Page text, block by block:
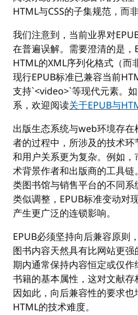
HTML与CSS的子集规范，而
我们注意到，当前业界对
在普遍误解。需要澄清的是
HTML的XML序列化格式（而
现行EPUB标准已兼容当前
支持`<video>`等现代元素。
系，欢迎阅读关于EPUB与
出版生态系统与web环境存
者的过程中，所涉及的技术
和用户关系更为复杂。例如
术背景作者和出版商的工具
类图书馆与销售平台的不同
类似调整，EPUB标准变动对
产生更广泛的连锁影响。
EPUB必须坚持向后兼容原则
图书内容天然具有比网站更
期内通常保持内容恒定或仅
书籍的基本属性，这对文献
因如此，向后兼容性的要求
HTML的技术难度。